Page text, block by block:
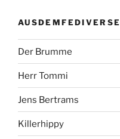
AUSDEMFEDIVERSE
Der Brumme
Herr Tommi
Jens Bertrams
Killerhippy